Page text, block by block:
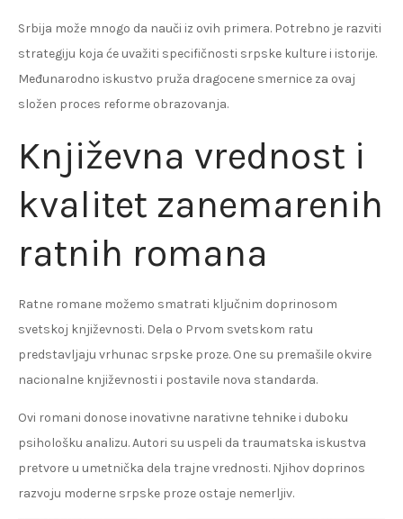
Srbija može mnogo da nauči iz ovih primera. Potrebno je razviti
strategiju koja će uvažiti specifičnosti srpske kulture i istorije.
Međunarodno iskustvo pruža dragocene smernice za ovaj
složen proces reforme obrazovanja.
Književna vrednost i
kvalitet zanemarenih
ratnih romana
Ratne romane možemo smatrati ključnim doprinosom
svetskoj književnosti. Dela o Prvom svetskom ratu
predstavljaju vrhunac srpske proze. One su premašile okvire
nacionalne književnosti i postavile nova standarda.
Ovi romani donose inovativne narativne tehnike i duboku
psihološku analizu. Autori su uspeli da traumatska iskustva
pretvorе u umetnička dela trajne vrednosti. Njihov doprinos
razvoju moderne srpske proze ostaje nemerljiv.